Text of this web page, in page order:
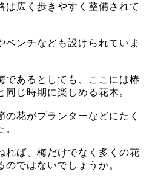
は広く歩きやすく整備されて
ベンチなども設けられていま
であるとしても、ここには椿
じ時期に楽しめる花木。
花がプランターなどにたく
れば、梅だけでなく多くの花
ではないでしょうか。